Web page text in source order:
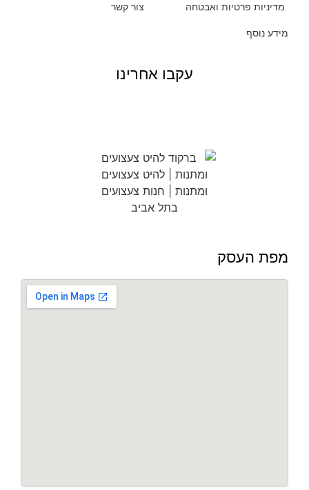
מדיניות פרטיות ואבטחה
מידע נוסף
צור קשר
עקבו אחרינו
מפת העסק